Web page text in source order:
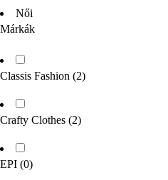
Női
Márkák
Classis Fashion (2)
Crafty Clothes (2)
EPI (0)